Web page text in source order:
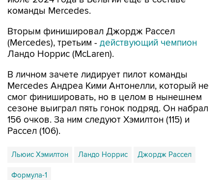
команды Mercedes.
Вторым финишировал Джордж Рассел
(Mercedes), третьим - действующий чемпион
Ландо Норрис (McLaren).
В личном зачете лидирует пилот команды
Mercedes Андреа Кими Антонелли, который не
смог финишировать, но в целом в нынешнем
сезоне выиграл пять гонок подряд. Он набрал
156 очков. За ним следуют Хэмилтон (115) и
Рассел (106).
Льюис Хэмилтон Ландо Норрис Джордж Рассел
Формула-1